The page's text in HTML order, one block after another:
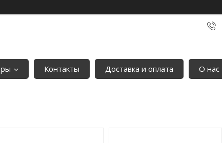
Контакты Доставка и оплата О нас